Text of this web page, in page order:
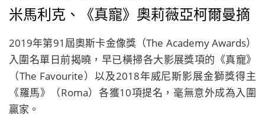
米馬利克、《真寵》奧莉薇亞柯爾曼摘
下男女主角小金人
2019年第91屆奧斯卡金像獎（The Academy Awards）
入圍名單日前揭曉，早已橫掃各大影展獎項的《真寵》
（The Favourite）以及2018年威尼斯影展金獅獎得主
《羅馬》（Roma）各獲10項提名，毫無意外成為入圍
贏家。